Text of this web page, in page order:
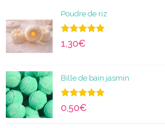
Poudre de riz
Note5.00
sur 5
1,30€
Bille de bain jasmin
Note5.00
sur 5
0,50€